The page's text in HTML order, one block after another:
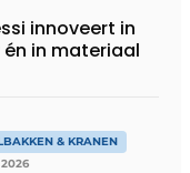
innoveert in
én in materiaal
& KRANEN
2026